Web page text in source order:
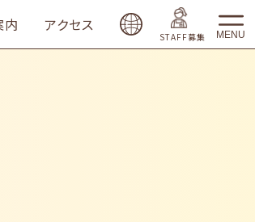
内 アクセス
STAFF募集 MENU